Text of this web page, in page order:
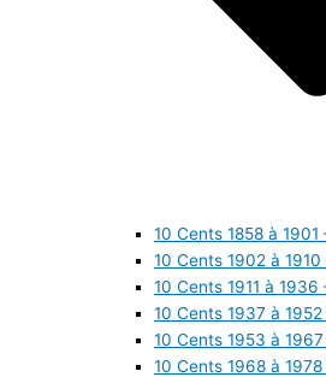
10 Cents 1858 à 1901
10 Cents 1902 à 1910
10 Cents 1911 à 1936
10 Cents 1937 à 1952
10 Cents 1953 à
10 Cents 1968 à 1978